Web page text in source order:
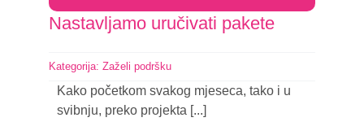
Nastavljamo uručivati pakete
Kategorija: Zaželi podršku
Kako početkom svakog mjeseca, tako i u
svibnju, preko projekta [...]